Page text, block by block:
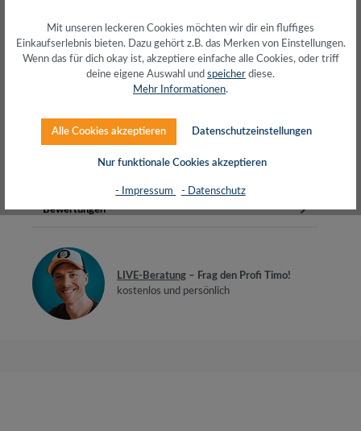
RAL9003 signalweissAufputzrahm…
Bewertungen
LIVE-Beratung – Frag den Profi Timo!
kostenlos und persönlich
Mit unseren leckeren Cookies möchten wir dir ein fluffiges
Einkaufserlebnis bieten. Dazu gehört z.B. das Merken von Einstellungen.
Wenn das für dich okay ist, akzeptiere einfache alle Cookies, oder triff
deine eigene Auswahl und speicher diese.
Mehr Informationen.
Alle Cookies akzeptieren Datenschutzeinstellungen
Nur funktionale Cookies akzeptieren
- Impressum - Datenschutz